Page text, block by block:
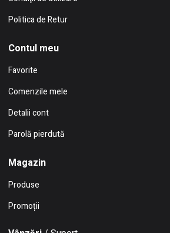
Politica de Retur
Contul meu
Favorite
Comenzile mele
Detalii cont
Parolă pierdută
Magazin
Produse
Promoții